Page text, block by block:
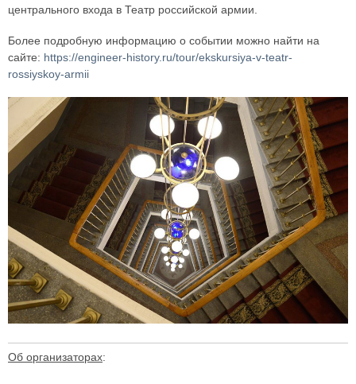
центрального входа в Театр российской армии.
Более подробную информацию о событии можно найти на
сайте: https://engineer-history.ru/tour/ekskursiya-v-teatr-
rossiyskoy-armii
Об организаторах: